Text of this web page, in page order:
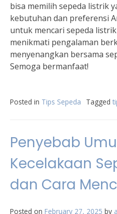
bisa memilih sepeda listrik
kebutuhan dan preferensi
untuk mencari sepeda
menikmati pengalaman
menyenangkan bersama
Semoga bermanfaat!
Posted in Tips Sepeda Tagged
Penyebab
Kecelakaan
dan Cara
Posted on February 27, 2025 by